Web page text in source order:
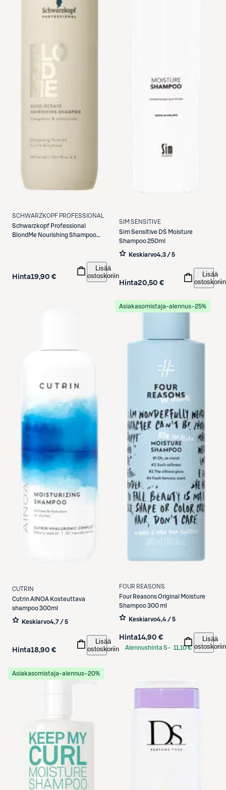
SCHWARZKOPF PROFESSIONAL
Schwarzkopf Professional
BlondMe Nourishing Shampoo
Hinta19,90 €
Lisää
ostoskoriin
SIM SENSITIVE
Sim Sensitive DS Moisture
Shampoo 250ml
Keskiarvo4,3 / 5
Hinta20,50 €
Lisää
ostoskoriin
CUTRIN
CutrinAINOA Kosteuttava
shampoo 300ml
Keskiarvo4,7 / 5
Hinta18,90 €
Lisää
ostoskoriin
Asiakasomistaja-alennus−25%
FOUR REASONS
Four ReasonsOriginal Moisture
Shampoo 300 ml
Keskiarvo4,4 / 5
Hinta14,90 €
Alennushinta S- 11,10 €
Lisää
ostoskoriin
Asiakasomistaja-alennus−20%